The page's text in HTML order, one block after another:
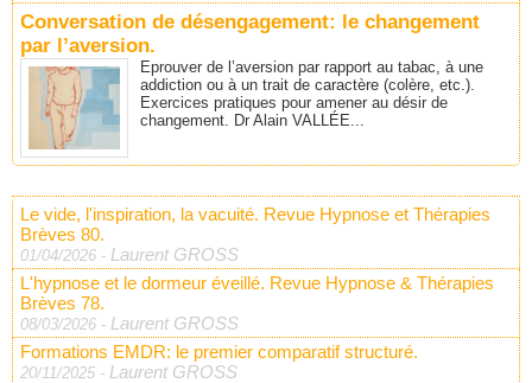
Conversation de désengagement: le changement
par l’aversion.
Eprouver de l’aversion par rapport au tabac, à une
addiction ou à un trait de caractère (colère, etc.).
Exercices pratiques pour amener au désir de
changement. Dr Alain VALLÉE...
Le vide, l'inspiration, la vacuité. Revue Hypnose et Thérapies
Brèves 80.
01/04/2026 - Laurent GROSS
L'hypnose et le dormeur éveillé. Revue Hypnose & Thérapies
Brèves 78.
08/03/2026 - Laurent GROSS
Formations EMDR: le premier comparatif structuré.
20/11/2025 - Laurent GROSS